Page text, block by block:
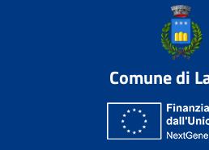
Comune di